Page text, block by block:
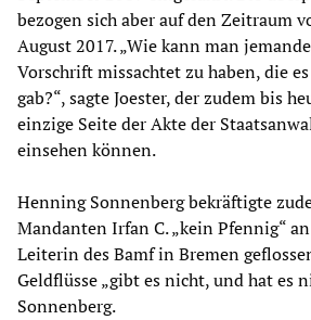
bezogen sich aber auf den Zeitraum
August 2017. „Wie kann man
Vorschrift missachtet zu haben, die
gab?“, sagte Joester, der zudem bis
einzige Seite der Akte der
einsehen können.
Henning Sonnenberg bekräftigte
Mandanten Irfan C. „kein Pfennig“
Leiterin des Bamf in Bremen
Geldflüsse „gibt es nicht, und hat es
Sonnenberg.